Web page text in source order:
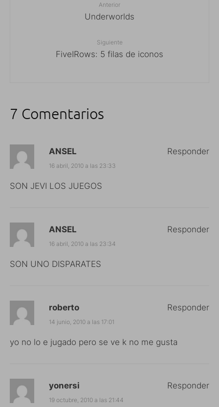
Anterior
Underworlds
Siguiente
FiveIRows: 5 filas de iconos
7 Comentarios
ANSEL
16 abril, 2010 a las 23:33
SON JEVI LOS JUEGOS
Responder
ANSEL
16 abril, 2010 a las 23:34
SON UNO DISPARATES
Responder
roberto
14 junio, 2010 a las 17:01
yo no lo e jugado pero se ve k no me gusta
Responder
yonersi
19 octubre, 2010 a las 21:44
Responder